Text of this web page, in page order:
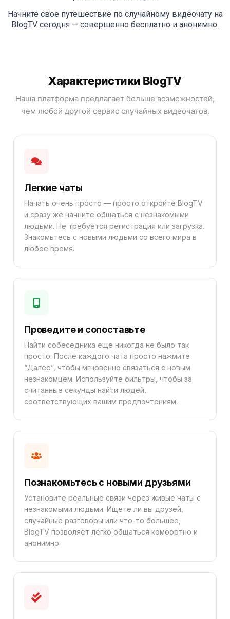
Начните свое путешествие по случайному видеочату на
BlogTV сегодня — совершенно бесплатно и анонимно.
Характеристики BlogTV
Наша платформа предлагает больше возможностей,
чем любой другой сервис случайных видеочатов.
Легкие чаты
Начать очень просто — просто откройте BlogTV
и сразу же начните общаться с незнакомыми
людьми. Не требуется регистрация или загрузка.
Знакомьтесь с новыми людьми со всего мира в
любое время.
Проведите и сопоставьте
Найти собеседника еще никогда не было так
просто. После каждого чата просто нажмите
“Далее”, чтобы мгновенно связаться с новым
незнакомцем. Используйте фильтры, чтобы за
считанные секунды найти людей,
соответствующих вашим предпочтениям.
Познакомьтесь с новыми друзьями
Установите реальные связи через живые чаты с
незнакомыми людьми. Ищете ли вы друзей,
случайные разговоры или что-то большее,
BlogTV позволяет легко общаться комфортно и
анонимно.